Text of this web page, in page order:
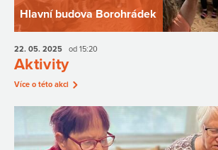
Hlavní budova Borohrádek
22. 05. 2025 od 15:20
Aktivity
Více o této akci